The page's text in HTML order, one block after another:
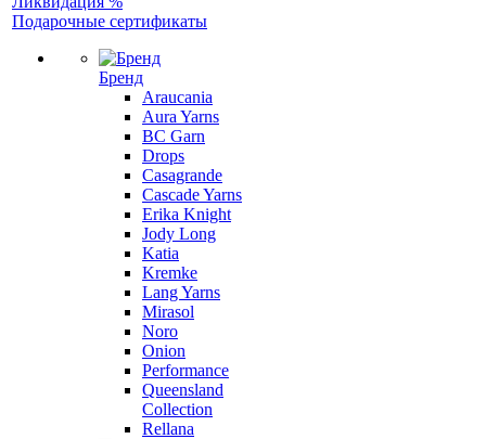
Подарочные сертификаты
Бренд
Araucania
Aura Yarns
BC Garn
Drops
Casagrande
Cascade Yarns
Erika Knight
Jody Long
Katia
Kremke
Lang Yarns
Mirasol
Noro
Onion
Performance
Queensland
Collection
Rellana